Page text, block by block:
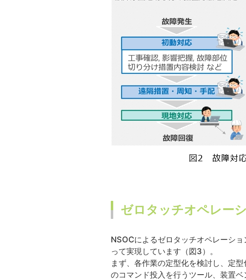
ゼロタッチオペレー
NSOCによるゼロタッチオペレーシ
って実現しています（図3）。
まず、各作業の定型化を検討し、定
のコマンド投入を行うツール、装置